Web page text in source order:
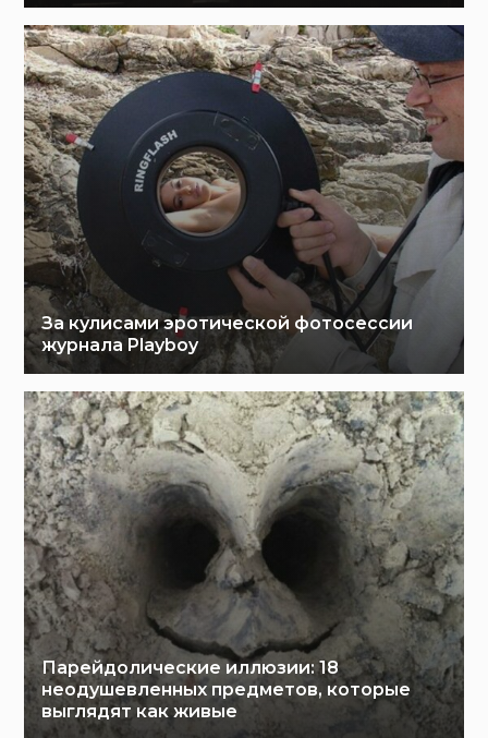
За кулисами эротической фотосессии
журнала Playboy
Парейдолические иллюзии: 18
неодушевленных предметов, которые
выглядят как живые